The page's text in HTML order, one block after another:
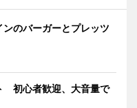
のバーガーとプレッツ
初心者歓迎、大音量で